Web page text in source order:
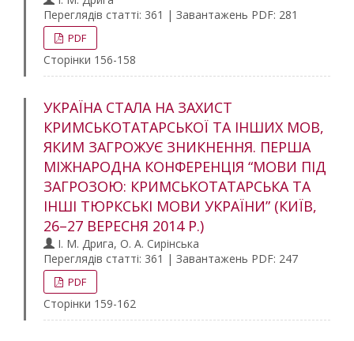
Переглядів статті: 361 | Завантажень PDF: 281
PDF
Сторінки 156-158
УКРАЇНА СТАЛА НА ЗАХИСТ
КРИМСЬКОТАТАРСЬКОЇ ТА ІНШИХ МОВ,
ЯКИМ ЗАГРОЖУЄ ЗНИКНЕННЯ. ПЕРША
МІЖНАРОДНА КОНФЕРЕНЦІЯ “МОВИ ПІД
ЗАГРОЗОЮ: КРИМСЬКОТАТАРСЬКА ТА
ІНШІ ТЮРКСЬКІ МОВИ УКРАЇНИ” (КИЇВ,
26–27 ВЕРЕСНЯ 2014 Р.)
І. М. Дрига, О. А. Сирінська
Переглядів статті: 361 | Завантажень PDF: 247
PDF
Сторінки 159-162